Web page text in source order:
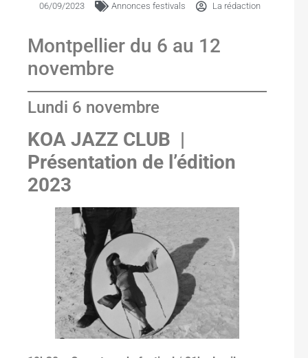
06/09/2023 Annonces festivals La rédaction
Montpellier du 6 au 12
novembre
Lundi 6 novembre
KOA JAZZ CLUB |
Présentation de l’édition
2023